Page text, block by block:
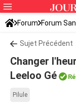
Forum Forum
Sujet Précédent
Changer
Leeloo Gé
Pilule